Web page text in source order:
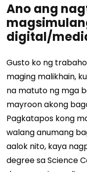
Ano ang
digital/
Gusto ko ng
maging malikhain,
na matuto ng mga
mayroon akong
Pagkatapos kong
walang anumang
aalok nito, kaya
degree sa Science